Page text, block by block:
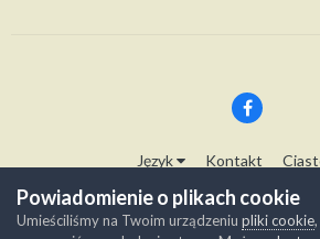
Język Kontakt
Copyright © Modelwork.pl
Powered by Invision
Powiadomienie o plikach cookie
Umieściliśmy na Twoim urządzeniu pliki cookie